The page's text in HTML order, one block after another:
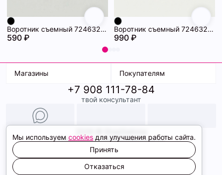
Воротник съемный 72463234\15
590 ₽
Воротник съемный 72463233\15
990 ₽
Магазины
ТК Терминал
ТРК Континент
Покупателям
Доставка
Условия оплаты
Образы
+7 908 111-78-84
твой консультант
Политика конфиденциальности
Соглашение cookie
Сайт создали
Мы используем cookies для улучшения работы сайта.
Принять
Отказаться